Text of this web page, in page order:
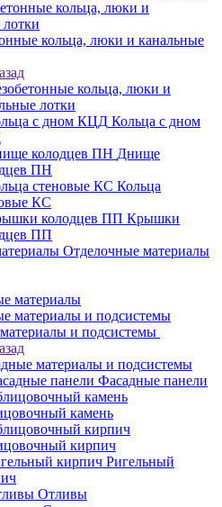
кольца, люки и канальные
кольца, люки и
лотки
Кольца с дном
Днище
ПН
Кольца
КС
Крышки
ПП
Отделочные материалы
материалы
и подсистемы
материалы и подсистемы
Фасадные панели
камень
кирпич
Ригельный
Отливы